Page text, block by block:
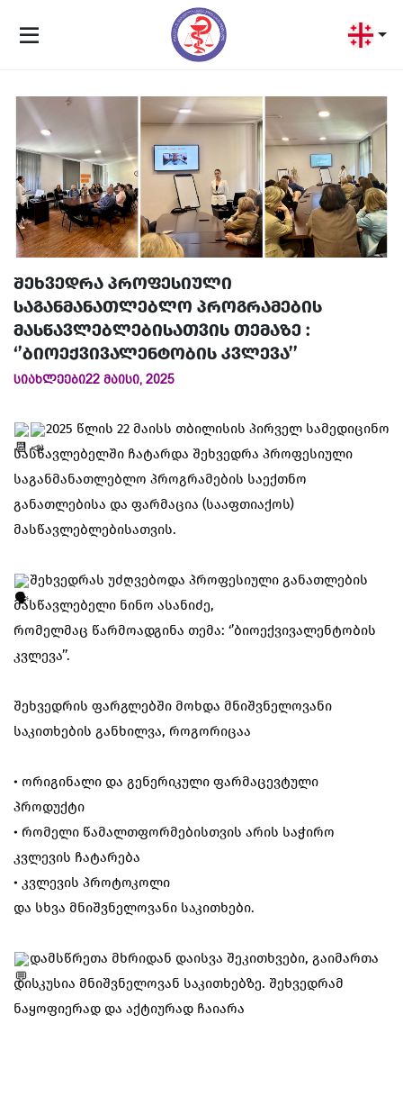
შეხვედრა პროფესიული
საგანმანათლებლო პროგრამების
მასწავლებლებისათვის თემაზე :
‘’ბიოექვივალენტობის კვლევა’’
სიახლეები22 მაისი, 2025
2025 წლის 22 მაისს თბილისის პირველ სამედიცინო
სასწავლებელში ჩატარდა შეხვედრა პროფესიული
საგანმანათლებლო პროგრამების საექთნო
განათლებისა და ფარმაცია (სააფთიაქოს)
მასწავლებლებისათვის.
შეხვედრას უძღვებოდა პროფესიული განათლების
მასწავლებელი ნინო ასანიძე,
რომელმაც წარმოადგინა თემა: ‘’ბიოექვივალენტობის
კვლევა’’.
შეხვედრის ფარგლებში მოხდა მნიშვნელოვანი
საკითხების განხილვა, როგორიცაა
• ორიგინალი და გენერიკული ფარმაცევტული
პროდუქტი
• რომელი წამალთფორმებისთვის არის საჭირო
კვლევის ჩატარება
• კვლევის პროტოკოლი
და სხვა მნიშვნელოვანი საკითხები.
დამსწრეთა მხრიდან დაისვა შეკითხვები, გაიმართა
დისკუსია მნიშვნელოვან საკითხებზე. შეხვედრამ
ნაყოფიერად და აქტიურად ჩაიარა